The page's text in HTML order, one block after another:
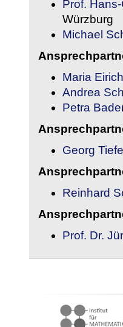
Prof.
Würzburg
Michael
Maria Eirich
Andrea
Petra
Georg
Reinhard
Prof. Dr.